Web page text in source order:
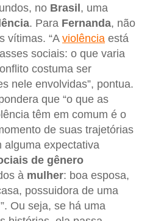
no Brasil , uma
. Para Fernanda, não
vítimas. “A violência está
sociais: o que varia
costuma ser
nele envolvidas”, pontua.
que “o que as
têm em comum é o
de suas trajetórias
alguma expectativa
de gênero
à mulher: boa esposa,
possuidora de uma
Ou seja, se há uma